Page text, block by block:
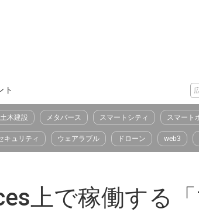
ト
土木建設 メタバース スマートシティ スマート
キュリティ ウェアラブル ドローン web3
上で稼働する